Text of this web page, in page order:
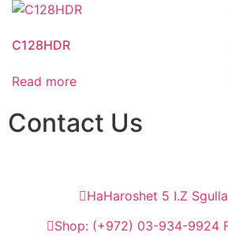
C128HDR
Read more
Contact Us
HaHaroshet 5 I.Z
Shop: (+972) 03-934-9924